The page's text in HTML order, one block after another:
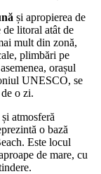
și apropierea de
de litoral atât de
mult din zonă,
plimbări pe
orașul
UNESCO, se
o zi.
atmosferă
o bază
Este locul
de mare, cu